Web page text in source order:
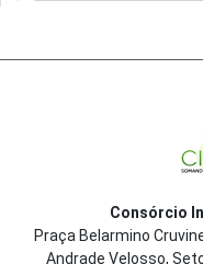
Consórcio
Praça Belarmino
Andrade Velosso,